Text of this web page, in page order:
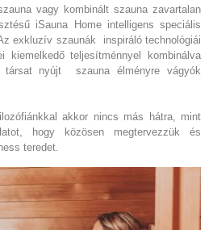
vagy kombinált szauna zavartalan
iSauna Home intelligens speciális
exkluzív szaunák inspiráló technológiái
kiemelkedő teljesítménnyel kombinálva
társat nyújt szauna élményre vágyók
akkor nincs más hátra, mint
hogy közösen megtervezzük és
teredet.